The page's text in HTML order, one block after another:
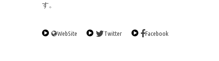
す。
WebSite Twitter Facebook